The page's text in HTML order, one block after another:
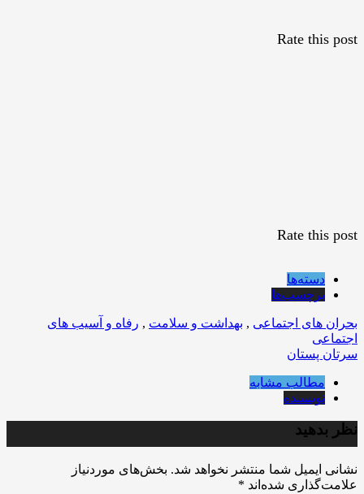
Rate this post
Rate this post
دسته‌ها
برچسب‌ها
بحران های اجتماعی , بهداشت و سلامت , رفاه و آسیب های
اجتماعی
سرتان پستان
مطالب مشابه
نویسنده
نظر بدهید
نشانی ایمیل شما منتشر نخواهد شد. بخش‌های موردنیاز
علامت‌گذاری شده‌اند *